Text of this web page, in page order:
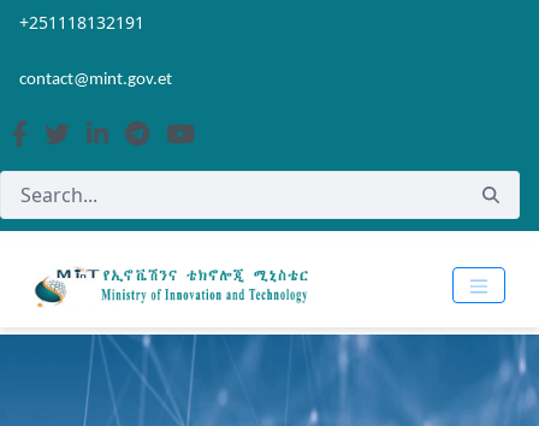
Skip to Main Content
Open Accessibility Menu
+251118132191
contact@mint.gov.et